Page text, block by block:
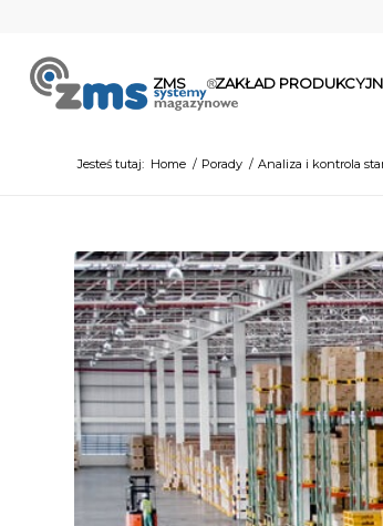
ZMS ZAKŁAD
Jesteś tutaj: Home / Porady / Analiza i kontrola